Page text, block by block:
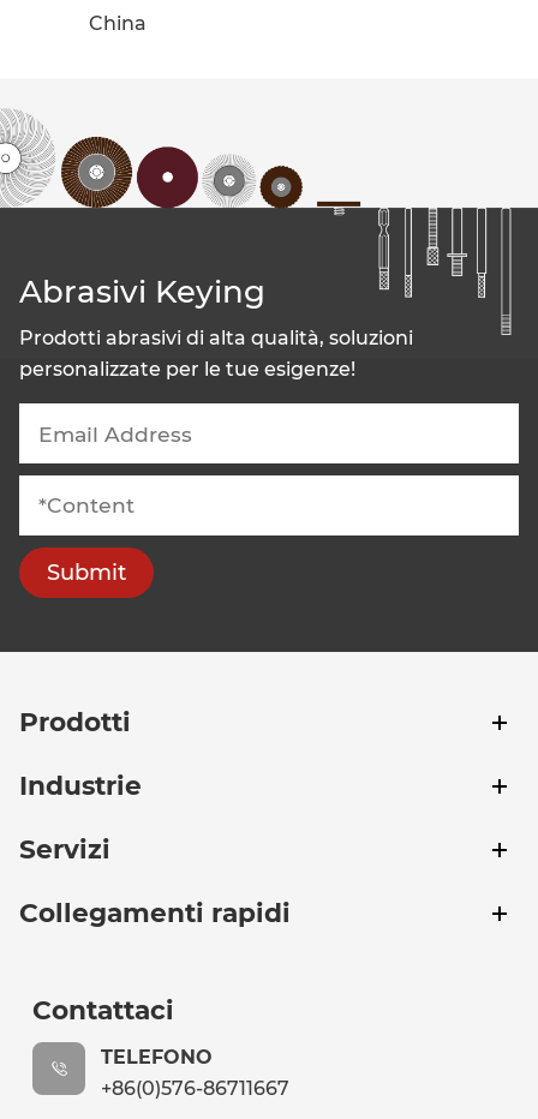
China
Abrasivi Keying
Prodotti abrasivi di alta qualità, soluzioni
personalizzate per le tue esigenze!
Submit
Prodotti
Industrie
Servizi
Collegamenti rapidi
Contattaci
TELEFONO
+86(0)576-86711667